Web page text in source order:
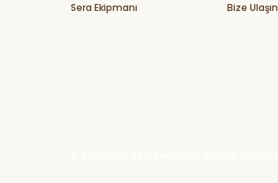
Sera Ekipmanı Bize Ulaşın